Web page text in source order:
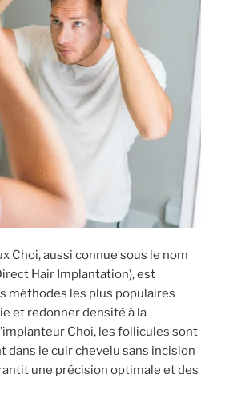
Choi, aussi connue sous le nom
Hair Implantation), est
méthodes les plus populaires
et redonner densité à la
Choi, les follicules sont
dans le cuir chevelu sans incision
une précision optimale et des